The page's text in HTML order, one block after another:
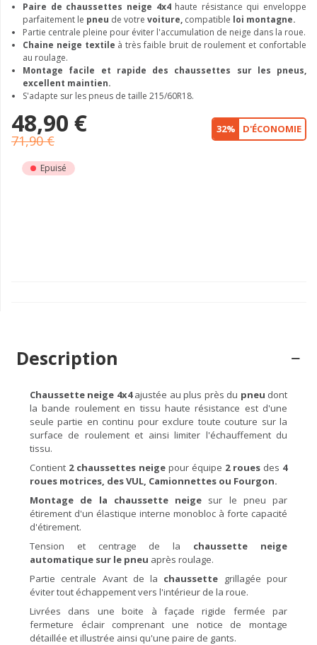
Paire de chaussettes neige 4x4haute résistance qui enveloppe
parfaitement le pneu de votre voiture, compatible loi montagne.
Partie centrale pleine pour éviter l'accumulation de neige dans la roue.
Chaine neige textile à très faible bruit de roulement et confortable
au roulage.
Montage facile et rapide des chaussettes sur les pneus,
excellent maintien.
S'adapte sur les pneus de taille 215/60R18.
48,90 €
71,90 €
32% D'ÉCONOMIE
Epuisé
Description
Chaussette neige 4x4ajustée au plus près du pneu dont
la bande roulement en tissu haute résistance est d'une
seule partie en continu pour exclure toute couture sur la
surface de roulement et ainsi limiter l'échauffement du
tissu.
Contient 2 chaussettes neige pour équipe 2 roues des 4
roues motrices, des VUL, Camionnettes ou Fourgon.
Montage de la chaussette neige sur le pneu par
étirement d'un élastique interne monobloc à forte capacité
d'étirement.
Tension et centrage de la chaussette neige
automatique sur le pneu après roulage.
Partie centrale Avant de la chaussette
grillagée pour
éviter tout échappement vers l'intérieur de la roue.
Livrées dans une boite à façade rigide fermée par
fermeture éclair comprenant une notice de montage
détaillée et illustrée ainsi qu'une paire de gants.